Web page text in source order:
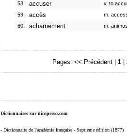
58.
accuser
v. to
59.
accès
m.
60.
acharnement m.
Pages: << Précédent| 1|
Dictionnaires sur dicoperso.com
- Dictionnaire de l'académie française - Septième édition (1877)